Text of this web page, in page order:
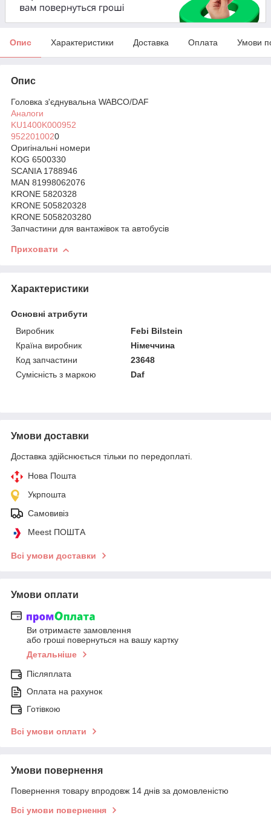
Опис Характеристики Доставка Оплата Умови
Опис
Головка з'єднувальна WABCO/DAF
Аналоги
KU1400K000952
9522010020
Оригінальні номери
KOG 6500330
SCANIA 1788946
MAN 81998062076
KRONE 5820328
KRONE 505820328
KRONE 5058203280
Запчастини для вантажівок та автобусів
Приховати
Характеристики
Основні атрибути
Виробник
Febi Bilstein
Країна виробник
Німеччина
Код запчастини
23648
Сумісність з маркою
Daf
Умови доставки
Доставка здійснюється тільки по передоплаті.
Нова Пошта
Укрпошта
Самовивіз
Meest ПОШТА
Всі умови доставки
Умови оплати
Ви отримаєте замовлення
або гроші повернуться на вашу картку
Детальніше
Післяплата
Оплата на рахунок
Готівкою
Всі умови оплати
Умови повернення
Повернення товару впродовж 14 днів за домовленістю
Всі умови повернення